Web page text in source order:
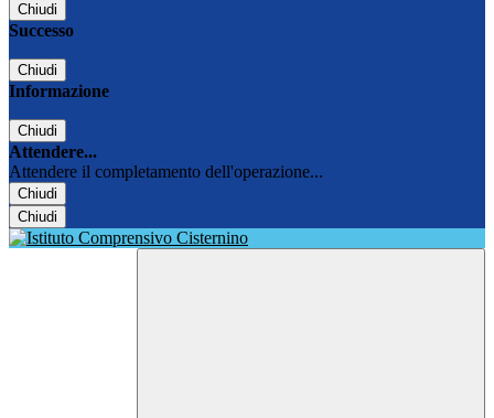
Chiudi
Successo
Chiudi
Informazione
Chiudi
Attendere...
Attendere il completamento dell'operazione...
Chiudi
Chiudi